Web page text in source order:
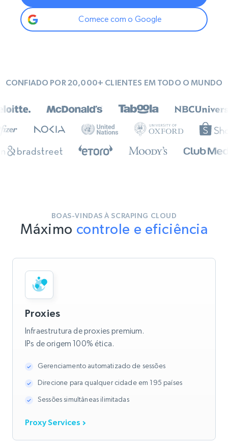
Comece com o Google
CONFIADO POR 20,000+ CLIENTES EM TODO O MUNDO
BOAS-VINDAS À SCRAPING CLOUD
Máximo controle e eficiência
Proxies
Infraestrutura de proxies premium.
IPs de origem 100% ética.
Gerenciamento automatizado de sessões
Direcione para qualquer cidade em 195 países
Sessões simultâneas ilimitadas
Proxy Services